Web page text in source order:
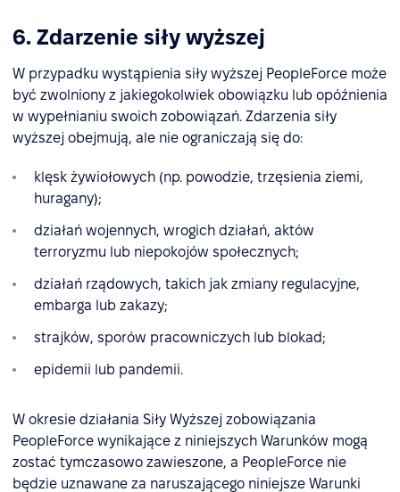
6. Zdarzenie siły wyższej
W przypadku wystąpienia siły wyższej PeopleForce może
być zwolniony z jakiegokolwiek obowiązku lub opóźnienia
w wypełnianiu swoich zobowiązań. Zdarzenia siły
wyższej obejmują, ale nie ograniczają się do:
klęsk żywiołowych (np. powodzie, trzęsienia ziemi,
huragany);
działań wojennych, wrogich działań, aktów
terroryzmu lub niepokojów społecznych;
działań rządowych, takich jak zmiany regulacyjne,
embarga lub zakazy;
strajków, sporów pracowniczych lub blokad;
epidemii lub pandemii.
W okresie działania Siły Wyższej zobowiązania
PeopleForce wynikające z niniejszych Warunków mogą
zostać tymczasowo zawieszone, a PeopleForce nie
będzie uznawane za naruszającego niniejsze Warunki